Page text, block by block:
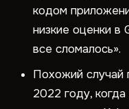
кодом
низкие оценки в
все сломалось».
Похожий случай
2022 году,